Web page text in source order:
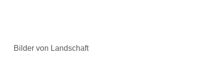
Bilder von Landschaft